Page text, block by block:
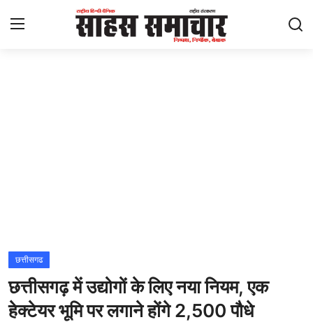
राज्य
अंतराष्ट्रीय
छत्तीसगढ
छत्तीसगढ़ में उद्योगों के लिए नया नियम, एक
हेक्टेयर भूमि पर लगाने होंगे 2,500 पौधे